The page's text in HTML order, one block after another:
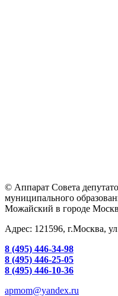
© Аппарат Совета
муниципального
Можайский в городе
Адрес: 121596, г.Москва,
8 (495) 446-34-98
8 (495) 446-25-05
8 (495) 446-10-36
apmom@yandex.ru